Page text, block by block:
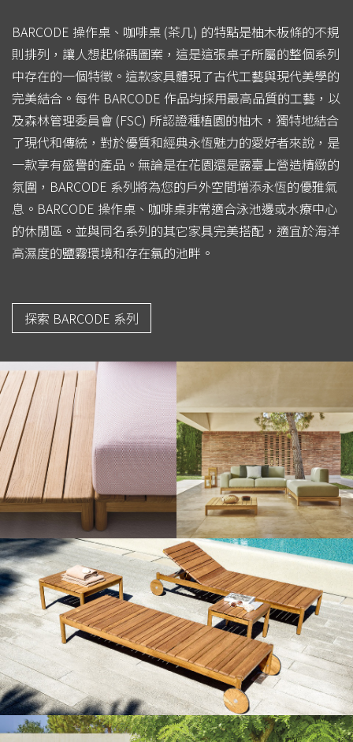
BARCODE 操作桌、咖啡桌 (茶几) 的特點是柚木板條的不規
則排列，讓人想起條碼圖案，這是這張桌子所屬的整個系列
中存在的一個特徵。這款家具體現了古代工藝與現代美學的
完美結合。每件 BARCODE 作品均採用最高品質的工藝，以
及森林管理委員會 (FSC) 所認證種植園的柚木，獨特地結合
了現代和傳統，對於優質和經典永恆魅力的愛好者來說，是
一款享有盛譽的產品。無論是在花園還是露臺上營造精緻的
氛圍，BARCODE 系列將為您的戶外空間增添永恆的優雅氣
息。BARCODE 操作桌、咖啡桌非常適合泳池邊或水療中心
的休閒區。並與同名系列的其它家具完美搭配，適宜於海洋
高濕度的鹽霧環境和存在氯的池畔。
探索 BARCODE 系列